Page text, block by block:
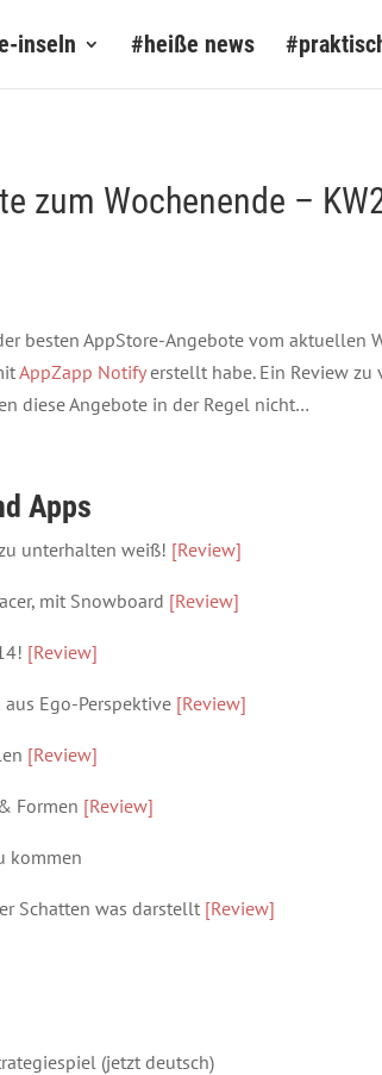
inseln #heiße news
zum Wochenende –
besten AppStore-Angebote vom aktuellen
AppZapp Notifyerstellt habe. Ein Review zu
diese Angebote in der Regel nicht…
Apps
unterhalten weiß! [Review]
mit Snowboard [Review]
[Review]
Ego-Perspektive [Review]
[Review]
Formen [Review]
kommen
Schatten was darstellt [Review]
(jetzt deutsch)